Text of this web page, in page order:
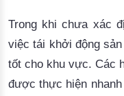
Trong khi chưa xác
việc tái khởi động sản
tốt cho khu vực. Các
được thực hiện nhanh